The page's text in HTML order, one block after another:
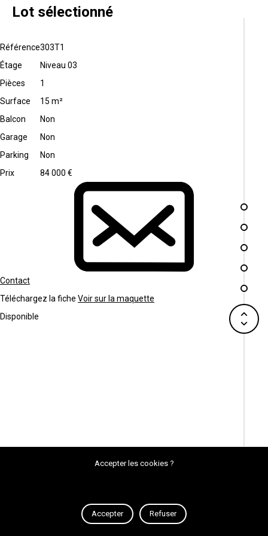
Lot sélectionné
Référence303T1
Étage
Niveau 03
Pièces
1
Surface
15 m²
Balcon
Non
Garage
Non
Parking
Non
Prix
84 000 €
Contact
Téléchargez la fiche Voir sur la maquette
Disponible
Accepter les cookies ?
Accepter Refuser